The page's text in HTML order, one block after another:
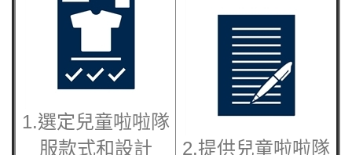
1.選定兒童啦啦隊
服款式和設計 2.提供兒童啦啦隊